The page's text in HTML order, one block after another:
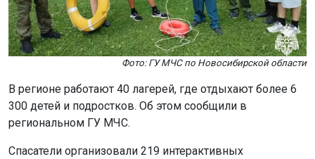
Фото: ГУ МЧС по Новосибирской области
В регионе работают 40 лагерей, где отдыхают более 6
300 детей и подростков. Об этом сообщили в
региональном ГУ МЧС.
Спасатели организовали 219 интерактивных